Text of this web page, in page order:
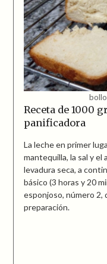
Receta de 1000
panificadora
La leche en primer
mantequilla, la sal y el
levadura seca, a
básico (3 horas y 20
esponjoso, número 2,
preparación.